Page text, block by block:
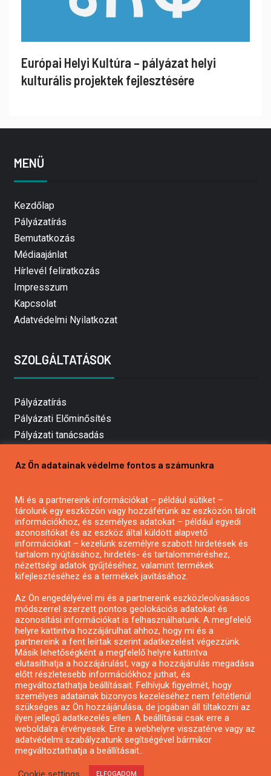
Európai Helyi Kultúra – pályázat helyi
kulturális projektek fejlesztésére
MENÜ
Kezdőlap
Pályázatírás
Bemutatkozás
Médiaajánlat
Hírlevél feliratkozás
Impresszum
Kapcsolat
Adatvédelmi Nyilatkozat
SZOLGÁLTATÁSOK
Pályázatírás
Pályázati Előminősítés
Pályázati tanácsadás
Mezőgazdasági pályázatírás
Pályázatírás civil szervezeteknek
Pályázatírás önkormányzatoknak
Pályázatfigyelés
Specifikus pályázatfigyelés vagy hírlevél
Pályázatok magánszemélyeknek
Pályázatok civil szervezeteknek
Pályázatok vállalkozásoknak
Önkormányzati pályázatok
Mezőgazdasági pályázatok
Falusi turizmus pályázatok
Napelem pályázatok
GINOP pályázatok
Az Ön adatainak védelme fontos a számunkra
Mi és a partnereink információkat – például sütiket –
tárolunk egy eszközön vagy hozzáférünk az eszközön tárolt
információkhoz, és személyes adatokat – például egyedi
azonosítókat és az eszköz által küldött alapvető
információkat – kezelünk személyre szabott hirdetések és
tartalom nyújtásához, hirdetés- és tartalomméréshez,
nézettségi adatok gyűjtéséhez, valamint termékek
kifejlesztéséhez és a termékek javításához.
Az Ön engedélyével mi és a partnereink eszközleolvasásos
módszerrel szerzett pontos geolokációs adatokat és
azonosítási információkat is felhasználhatunk. A megfelelő
helyre kattintva hozzájárulhat ahhoz, hogy mi és a
partnereink a fent leírtak szerint adatkezelést végezzünk.
Másik lehetőségként a megfelelő helyre kattintva
elutasíthatja a hozzájárulást, vagy a hozzájárulás megadása
előtt részletesebb információkhoz juthat, és
megváltoztathatja beállításait. Felhívjuk figyelmét, hogy
személyes adatainak bizonyos kezeléséhez nem feltétlenül
szükséges az Ön hozzájárulása, de jogában áll tiltakozni az
ilyen jellegű adatkezelés ellen. A beállításai csak erre a
weboldalra érvényesek. Erre a webhelyre visszatérve vagy az
adatvédelmi szabályzatunk segítségével bármikor
megváltoztathatja a beállításait..
ELFOGADOM